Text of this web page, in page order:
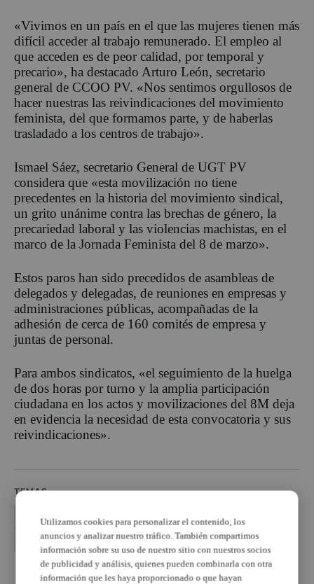
«Vivimos en un país en el que las mujeres tienen más
difícil acceder al trabajo remunerado. El empleo al
que acceden es de peor calidad, por temporal y
precario», ha destacado Arturo León, secretario
general de CCOO PV. «Nos sentimos orgullosos de
hacer nuestras las reivindicaciones del movimiento
feminista, del que formamos parte, y de haberlas
trasladado a los centros de trabajo».
Ismael Sáez, secretario General de UGT PV
considera que «esta movilización no tiene
precedentes en la historia del movimiento sindical,
un grito unánime contra las brechas de género, la
precariedad laboral y las violencias machistas, en el
marco de la Jornada Feminista del 8 de marzo».
Estos paros han sido precedidos de asambleas de
delegados y delegadas, de reuniones en empresas y
administraciones públicas, acompañadas de la
adhesión de cerca de 160 comités de empresa y
juntas de personal.
Para ambos sindicatos, «el seguimiento de la huelga
de dos horas por turno y la amplia participación
ciudadana en los actos y movilizaciones del 8M deja
en evidencia la necesidad de esta convocatoria y sus
reivindicaciones».
TEMAS
ayuntamientos concentraciones
huelga de dos horas
PUBLICIDAD
Utilizamos cookies para personalizar el contenido, los
anuncios y analizar nuestro tráfico. También compartimos
información sobre su uso de nuestro sitio con nuestros socios
de publicidad y análisis, quienes pueden combinarla con otra
información que les haya proporcionado o que hayan